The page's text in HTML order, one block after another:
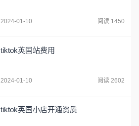
2024-01-10 阅读 1450
tiktok英国站费用
2024-01-10 阅读 2602
tiktok英国小店开通资质